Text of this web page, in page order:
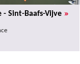
- Sint-Baafs-Vijve »